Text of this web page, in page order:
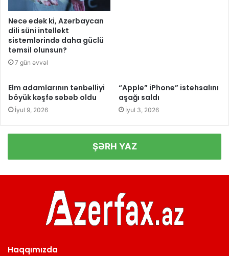
Necə edək ki, Azərbaycan
dili süni intellekt
sistemlərində daha güclü
təmsil olunsun?
7 gün əvvəl
Elm adamlarının tənbəlliyi
böyük kəşfə səbəb oldu
İyul 9, 2026
“Apple” iPhone” istehsalını
aşağı saldı
İyul 3, 2026
ŞƏRH YAZ
Haqqımızda